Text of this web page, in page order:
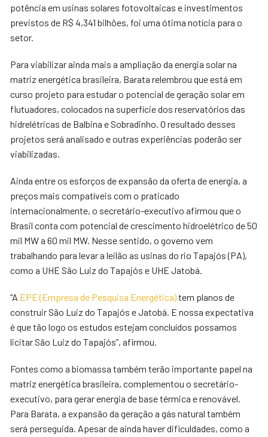
potência em usinas solares fotovoltaicas e investimentos
previstos de R$ 4,341 bilhões, foi uma ótima notícia para o
setor.
Para viabilizar ainda mais a ampliação da energia solar na
matriz energética brasileira, Barata relembrou que está em
curso projeto para estudar o potencial de geração solar em
flutuadores, colocados na superfície dos reservatórios das
hidrelétricas de Balbina e Sobradinho. O resultado desses
projetos será analisado e outras experiências poderão ser
viabilizadas.
Ainda entre os esforços de expansão da oferta de energia, a
preços mais compatíveis com o praticado
internacionalmente, o secretário-executivo afirmou que o
Brasil conta com potencial de crescimento hidroelétrico de 50
mil MW a 60 mil MW. Nesse sentido, o governo vem
trabalhando para levar a leilão as usinas do rio Tapajós (PA),
como a UHE São Luiz do Tapajós e UHE Jatobá.
“A EPE (Empresa de Pesquisa Energética)tem planos de
construir São Luiz do Tapajós e Jatobá. E nossa expectativa
é que tão logo os estudos estejam concluídos possamos
licitar São Luiz do Tapajós”, afirmou.
Fontes como a biomassa também terão importante papel na
matriz energética brasileira, complementou o secretário-
executivo, para gerar energia de base térmica e renovável.
Para Barata, a expansão da geração a gás natural também
será perseguida. Apesar de ainda haver dificuldades, como a